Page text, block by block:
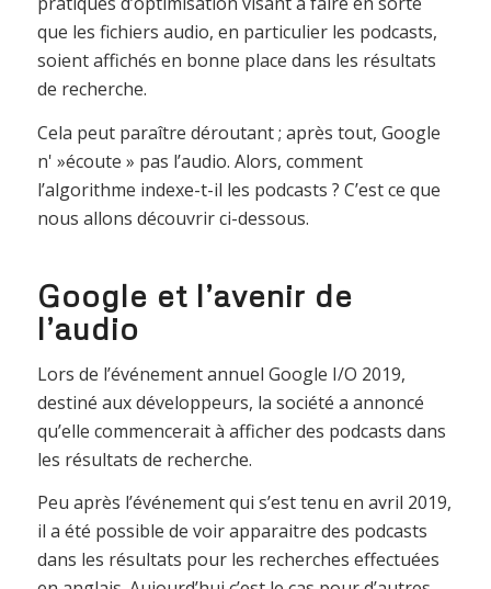
que les fichiers audio, en particulier les podcasts,
soient affichés en bonne place dans les résultats
de recherche.
Cela peut paraître déroutant ; après tout, Google
n' »écoute » pas l’audio. Alors, comment
l’algorithme indexe-t-il les podcasts ? C’est ce que
nous allons découvrir ci-dessous.
Google et l’avenir de
l’audio
Lors de l’événement annuel Google I/O 2019,
destiné aux développeurs, la société a annoncé
qu’elle commencerait à afficher des podcasts dans
les résultats de recherche.
Peu après l’événement qui s’est tenu en avril 2019,
il a été possible de voir apparaitre des podcasts
dans les résultats pour les recherches effectuées